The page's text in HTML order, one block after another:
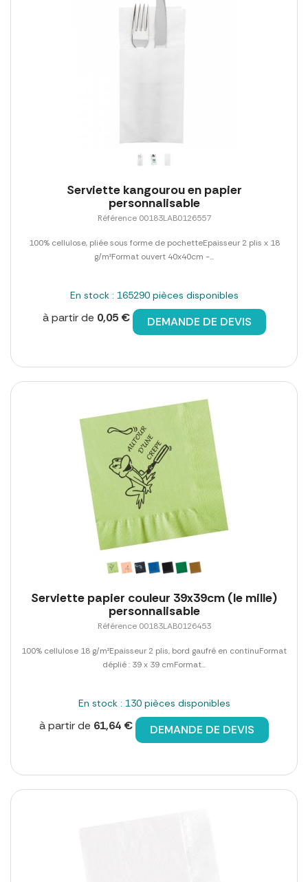
Serviette kangourou en papier
personnalisable
Référence 00183LAB0126557
100% cellulose, pliée sous forme de pochetteEpaisseur 2 plis x 18
g/m²Format ouvert 40x40cm -...
En stock : 165290 pièces disponibles
à partir de 0,05 € DEMANDE DE DEVIS
Serviette papier couleur 39x39cm (le mille)
personnalisable
Référence 00183LAB0126453
100% cellulose 18 g/m²Epaisseur 2 plis, bord gaufré en continuFormat
déplié : 39 x 39 cmFormat...
En stock : 130 pièces disponibles
à partir de 61,64 € DEMANDE DE DEVIS